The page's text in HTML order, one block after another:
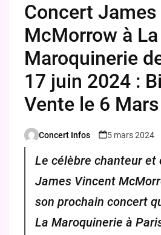
Concert
McMorrow à La
Maroquinerie
17 juin 2024 :
Vente le 6 Mars
Posted
Concert Infos 5 mars 2024
Le célèbre chanteur et
James Vincent
son prochain concert
La Maroquinerie à